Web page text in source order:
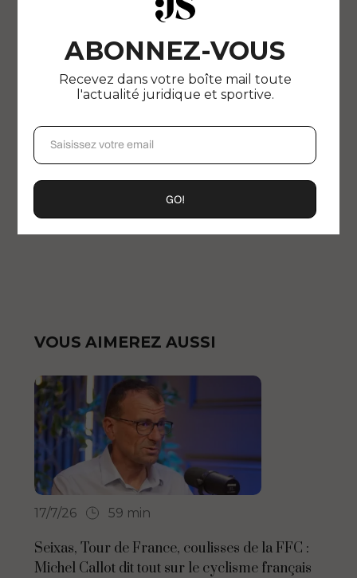
ABONNEZ-VOUS
Recevez dans votre boîte mail toute
l'actualité juridique et sportive.
VOUS AIMEREZ AUSSI
17/7/26 59 min
Seixas, Tour de France, coulisses de la FFC :
Michel Callot dit tout sur le cyclisme français